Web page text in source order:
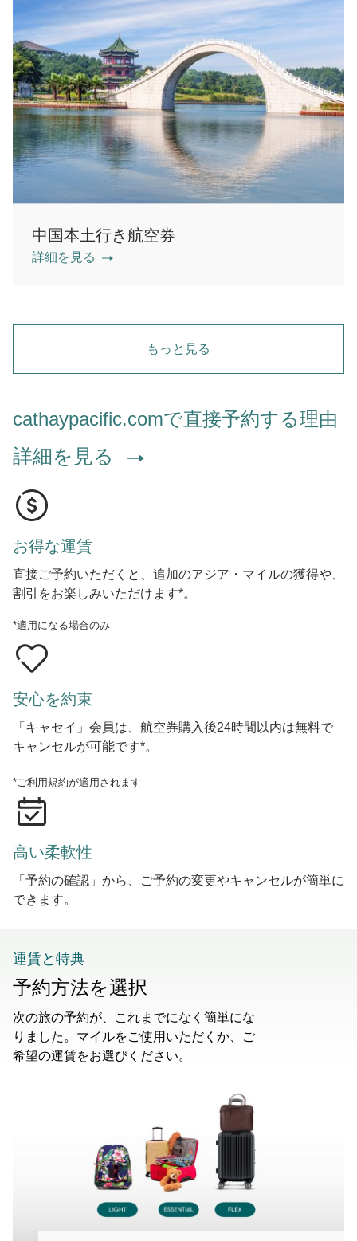
中国本土行き航空券
詳細を見る
もっと見る
cathaypacific.comで直接予約する理由
詳細を見る
お得な運賃
直接ご予約いただくと、追加のアジア・マイルの獲得や、
割引をお楽しみいただけます*。
*適用になる場合のみ
安心を約束
「キャセイ」会員は、航空券購入後24時間以内は無料で
キャンセルが可能です*。
*ご利用規約が適用されます
高い柔軟性
「予約の確認」から、ご予約の変更やキャンセルが簡単に
できます。
運賃と特典
予約方法を選択
次の旅の予約が、これまでになく簡単にな
りました。マイルをご使用いただくか、ご
希望の運賃をお選びください。